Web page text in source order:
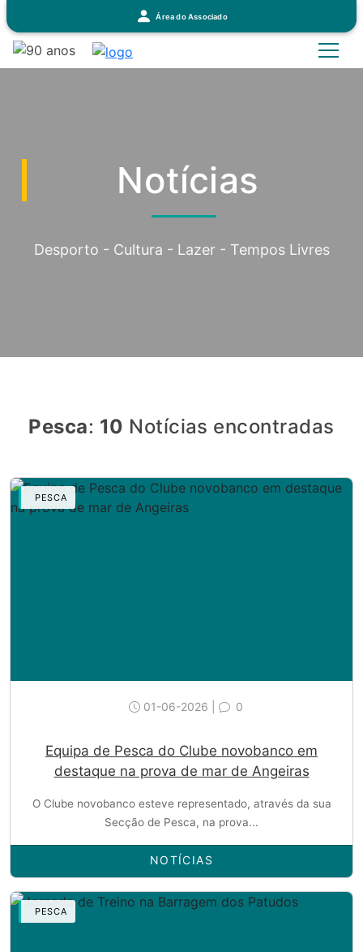
Área do Associado
Notícias
Desporto - Cultura - Lazer - Tempos Livres
Pesca: 10 Notícias encontradas
PESCA
01-06-2026 | 0
Equipa de Pesca do Clube novobanco em
destaque na prova de mar de Angeiras
O Clube novobanco esteve representado, através da sua
Secção de Pesca, na prova...
NOTÍCIAS
PESCA